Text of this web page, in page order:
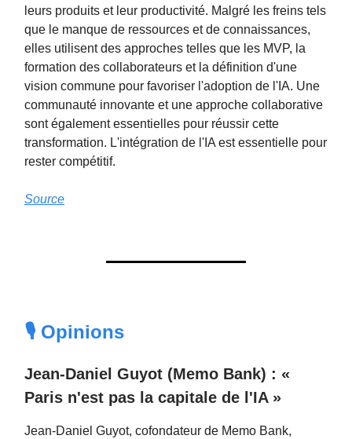
leurs produits et leur productivité. Malgré les freins tels
que le manque de ressources et de connaissances,
elles utilisent des approches telles que les MVP, la
formation des collaborateurs et la définition d'une
vision commune pour favoriser l'adoption de l'IA. Une
communauté innovante et une approche collaborative
sont également essentielles pour réussir cette
transformation. L'intégration de l'IA est essentielle pour
rester compétitif.
Source
🎙️ Opinions
Jean-Daniel Guyot (Memo Bank) : «
Paris n'est pas la capitale de l'IA »
Jean-Daniel Guyot, cofondateur de Memo Bank,